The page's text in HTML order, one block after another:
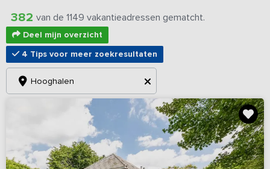
382 van de 1149 vakantieadressen gematcht.
Deel mijn overzicht
4 Tips voor meer zoekresultaten
Hooghalen